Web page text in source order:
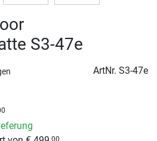
S3-47e
ArtNr. S3-47e
00